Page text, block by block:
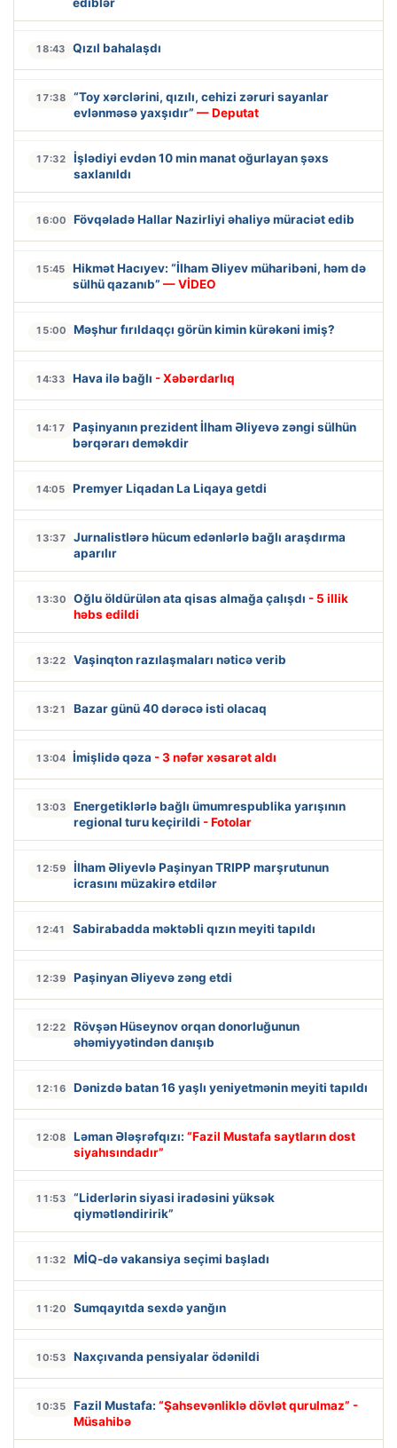
18:43 Qızıl bahalaşdı
17:38
“Toy xərclərini, qızılı, cehizi zəruri sayanlar
evlənməsə yaxşıdır” — Deputat
17:32
İşlədiyi evdən 10 min manat oğurlayan şəxs
saxlanıldı
16:00 Fövqəladə Hallar Nazirliyi əhaliyə müraciət edib
15:45
Hikmət Hacıyev: “İlham Əliyev müharibəni, həm də
sülhü qazanıb” — VİDEO
15:00 Məşhur fırıldaqçı görün kimin kürəkəni imiş?
14:33 Hava ilə bağlı - Xəbərdarlıq
14:17
Paşinyanın prezident İlham Əliyevə zəngi sülhün
bərqərarı deməkdir
14:05 Premyer Liqadan La Liqaya getdi
13:37
Jurnalistlərə hücum edənlərlə bağlı araşdırma
aparılır
13:30 Oğlu öldürülən ata qisas almağa çalışdı - 5 illik
həbs edildi
13:22 Vaşinqton razılaşmaları nəticə verib
13:21 Bazar günü 40 dərəcə isti olacaq
13:04 İmişlidə qəza - 3 nəfər xəsarət aldı
13:03
Energetiklərlə bağlı ümumrespublika yarışının
regional turu keçirildi - Fotolar
12:59
İlham Əliyevlə Paşinyan TRIPP marşrutunun
icrasını müzakirə etdilər
12:41 Sabirabadda məktəbli qızın meyiti tapıldı
12:39 Paşinyan Əliyevə zəng etdi
12:22
Rövşən Hüseynov orqan donorluğunun
əhəmiyyətindən danışıb
12:16 Dənizdə batan 16 yaşlı yeniyetmənin meyiti tapıldı
12:08 Ləman Ələşrəfqızı: “Fazil Mustafa saytların dost
siyahısındadır”
11:53
“Liderlərin siyasi iradəsini yüksək
qiymətləndiririk”
11:32 MİQ-də vakansiya seçimi başladı
11:20 Sumqayıtda sexdə yanğın
10:53 Naxçıvanda pensiyalar ödənildi
10:35 Fazil Mustafa: “Şahsevənliklə dövlət qurulmaz” -
Müsahibə